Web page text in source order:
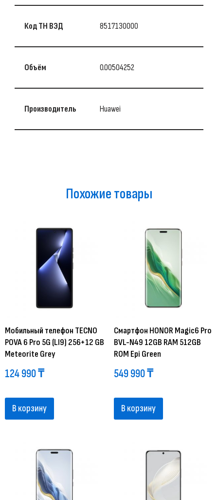
Код ТН ВЭД 8517130000
Объём 0.00504252
Производитель Huawei
Похожие товары
Мобильный телефон TECNO
POVA 6 Pro 5G (LI9) 256+12 GB
Meteorite Grey
124 990₸
В корзину
Смартфон HONOR Magic6 Pro
BVL-N49 12GB RAM 512GB
ROM Epi Green
549 990₸
В корзину